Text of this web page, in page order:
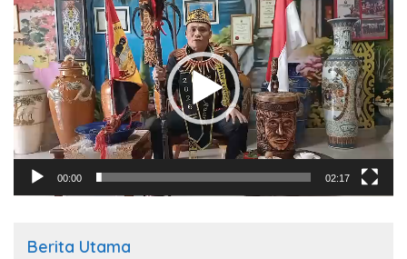
Video
00:00 02:17
Berita Utama